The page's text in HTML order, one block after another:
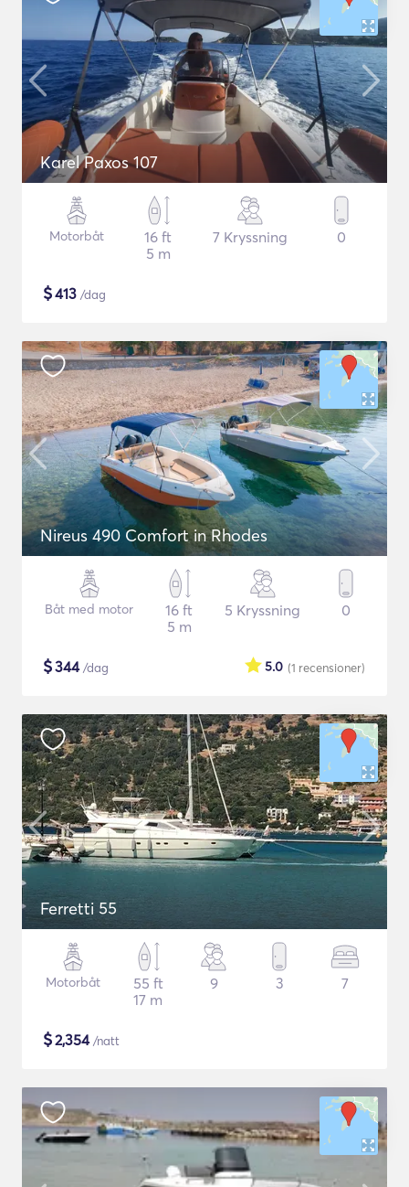
Karel Paxos 107
Motorbåt
16 ft
5 m
7 Kryssning 0
$413 /dag
Nireus 490 Comfort in Rhodes
Båt med motor
16 ft
5 m
5 Kryssning 0
$344/dag (1 recensioner)
5.0
Ferretti 55
Motorbåt
55 ft
17 m
9 3 7
$2,354/natt